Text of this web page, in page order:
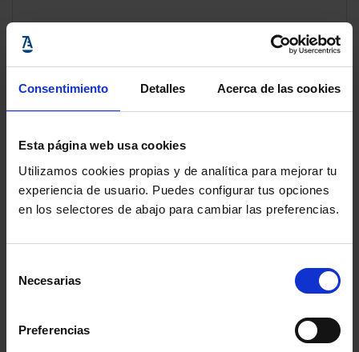
Consentimiento Detalles Acerca de las cookies
Esta página web usa cookies
Utilizamos cookies propias y de analítica para mejorar tu
experiencia de usuario. Puedes configurar tus opciones
en los selectores de abajo para cambiar las preferencias.
Necesarias
Preferencias
+ info
Etiquetas más usadas
Colegio de Abogados de Zaragoza Aula DDHH
Colegio de la Abogacía de Barcelona